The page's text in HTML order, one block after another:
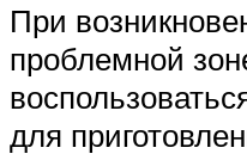
При
проблемной
для